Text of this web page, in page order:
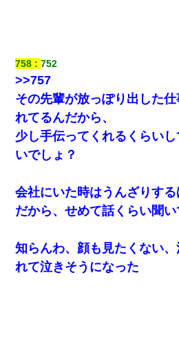
い」私「変だなあ～なにも臭わない
窓とドアを開けないで』
妹が嘘つきな元カレと寄りを戻してし
ら、旦那の顔が曇って雰囲気が一転。
いつもより早く寝付いてしまった…
【衝撃】ヤンキー女に「サせて」って
｢昨日はお兄ちゃんと一緒にお風呂に
の話をしていたA子が事故で亡くなっ
驚愕…
彼女(37)の情欲がえげつない件ｗｗｗ
758 752
>>757
その先輩が放っぽり出した
れてるんだから、
少し手伝ってくれるくらい
いでしょ？
会社にいた時はうんざりす
だから、せめて話くらい聞
知らんわ、顔も見たくない
れて泣きそうになった